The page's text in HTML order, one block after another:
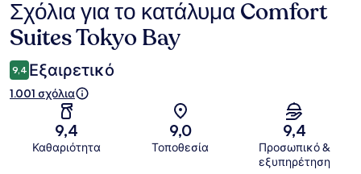
Σχόλια
Σχόλια για το κατάλυμα Comfort
Suites Tokyo Bay
9,4 Εξαιρετικό
1.001 σχόλια
9,4
Καθαριότητα
9,0
Τοποθεσία
9,4
Προσωπικό &
εξυπηρέτηση